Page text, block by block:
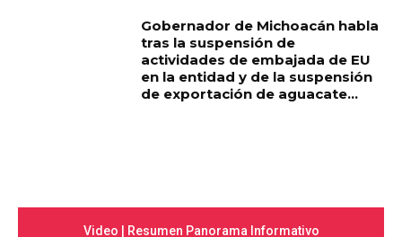
Gobernador de Michoacán habla
tras la suspensión de
actividades de embajada de EU
en la entidad y de la suspensión
de exportación de aguacate...
Video | Resumen Panorama Informativo